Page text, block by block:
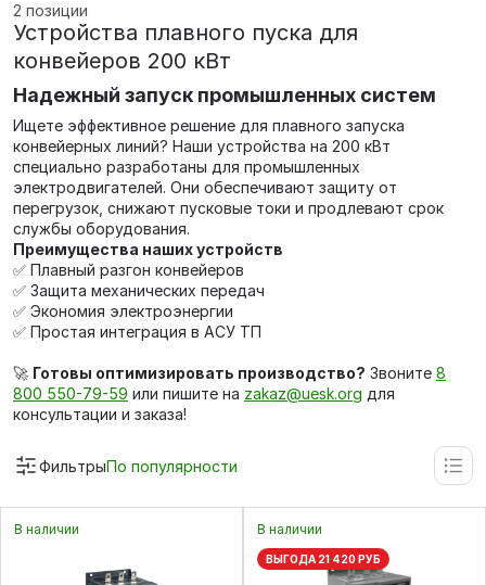
2 позиции
Устройства плавного пуска для
конвейеров 200 кВт
Надежный запуск промышленных систем
Ищете эффективное решение для плавного запуска
конвейерных линий? Наши устройства на 200 кВт
специально разработаны для промышленных
электродвигателей. Они обеспечивают защиту от
перегрузок, снижают пусковые токи и продлевают срок
службы оборудования.
Преимущества наших устройств
✅ Плавный разгон конвейеров
✅ Защита механических передач
✅ Экономия электроэнергии
✅ Простая интеграция в АСУ ТП
🚀 Готовы оптимизировать производство? Звоните 8
800 550-79-59 или пишите на zakaz@uesk.org для
консультации и заказа!
ФильтрыПо популярности
В наличии В наличии
ВЫГОДА 21 420 РУБ